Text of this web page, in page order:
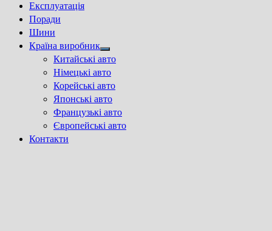
Експлуатація
Поради
Шини
Країна виробник
Show
sub
menu
Китайські авто
Німецькі авто
Корейські авто
Японські авто
Французькі авто
Європейські авто
Контакти